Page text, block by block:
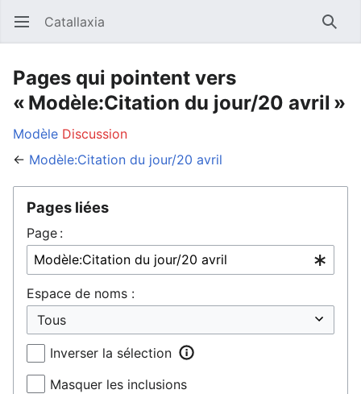
Ouvrir le menu principal Catallaxia
Pages qui pointent vers
« Modèle:Citation du jour/20 avril »
Modèle Discussion
← Modèle:Citation du jour/20 avril
Pages liées
Page :
Espace de noms :
Inverser la sélection
Masquer les inclusions